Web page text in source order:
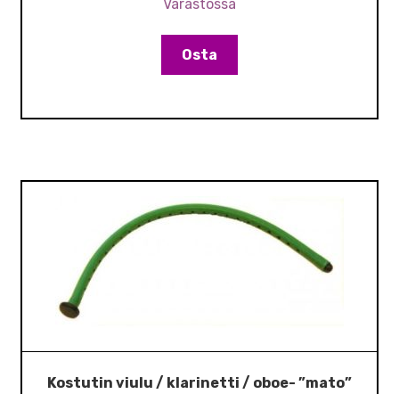
Varastossa
Osta
Kostutin viulu / klarinetti / oboe- ”mato”